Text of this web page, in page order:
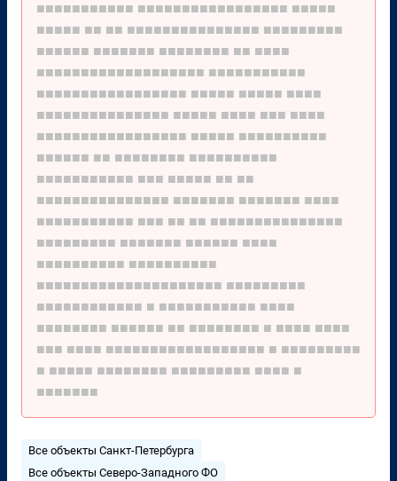
■■■■■■■■■■■ ■■■■■■■■■■■■■■■■■ ■■■■■
■■■■■ ■■ ■■ ■■■■■■■■■■■■■■■ ■■■■■■■■■
■■■■■■ ■■■■■■■ ■■■■■■■■ ■■ ■■■■
■■■■■■■■■■■■■■■■■■■ ■■■■■■■■■■■
■■■■■■■■■■■■■■■■■ ■■■■■ ■■■■■ ■■■■
■■■■■■■■■■■■■■■ ■■■■■ ■■■■ ■■■ ■■■■
■■■■■■■■■■■■■■■■■ ■■■■■ ■■■■■■■■■■
■■■■■■ ■■ ■■■■■■■■ ■■■■■■■■■■
■■■■■■■■■■■ ■■■ ■■■■■ ■■ ■■
■■■■■■■■■■■■■■■ ■■■■■■■ ■■■■■■■ ■■■■
■■■■■■■■■■■ ■■■ ■■ ■■ ■■■■■■■■■■■■■■■
■■■■■■■■■ ■■■■■■■ ■■■■■■ ■■■■
■■■■■■■■■■ ■■■■■■■■■■
■■■■■■■■■■■■■■■■■■■■■ ■■■■■■■■■
■■■■■■■■■■■■ ■ ■■■■■■■■■■■ ■■■■
■■■■■■■■ ■■■■■■ ■■ ■■■■■■■■ ■ ■■■■ ■■■■
■■■ ■■■■ ■■■■■■■■■■■■■■■■■■ ■ ■■■■■■■■■
■ ■■■■■ ■■■■■■■■ ■■■■■■■■■ ■■■■ ■
■■■■■■■
Все объекты Санкт-Петербурга
Все объекты Северо-Западного ФО